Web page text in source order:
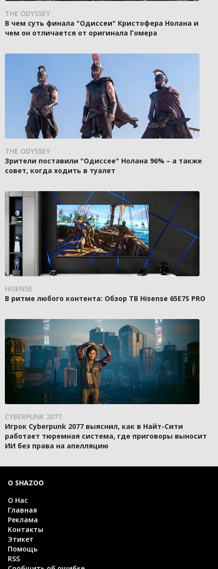
THE ODYSSEY
В чем суть финала "Одиссеи" Кристофера Нолана и
чем он отличается от оригинала Гомера
THE ODYSSEY
Зрители поставили "Одиссее" Нолана 96% – а также
совет, когда ходить в туалет
HISENSE
В ритме любого контента: Обзор ТВ Hisense 65E7S PRO
CYBERPUNK 2077
Игрок Cyberpunk 2077 выяснил, как в Найт-Сити
работает тюремная система, где приговоры выносит
ИИ без права на апелляцию
О SHAZOO
О Нас
Главная
Реклама
Контакты
Этикет
Помощь
RSS